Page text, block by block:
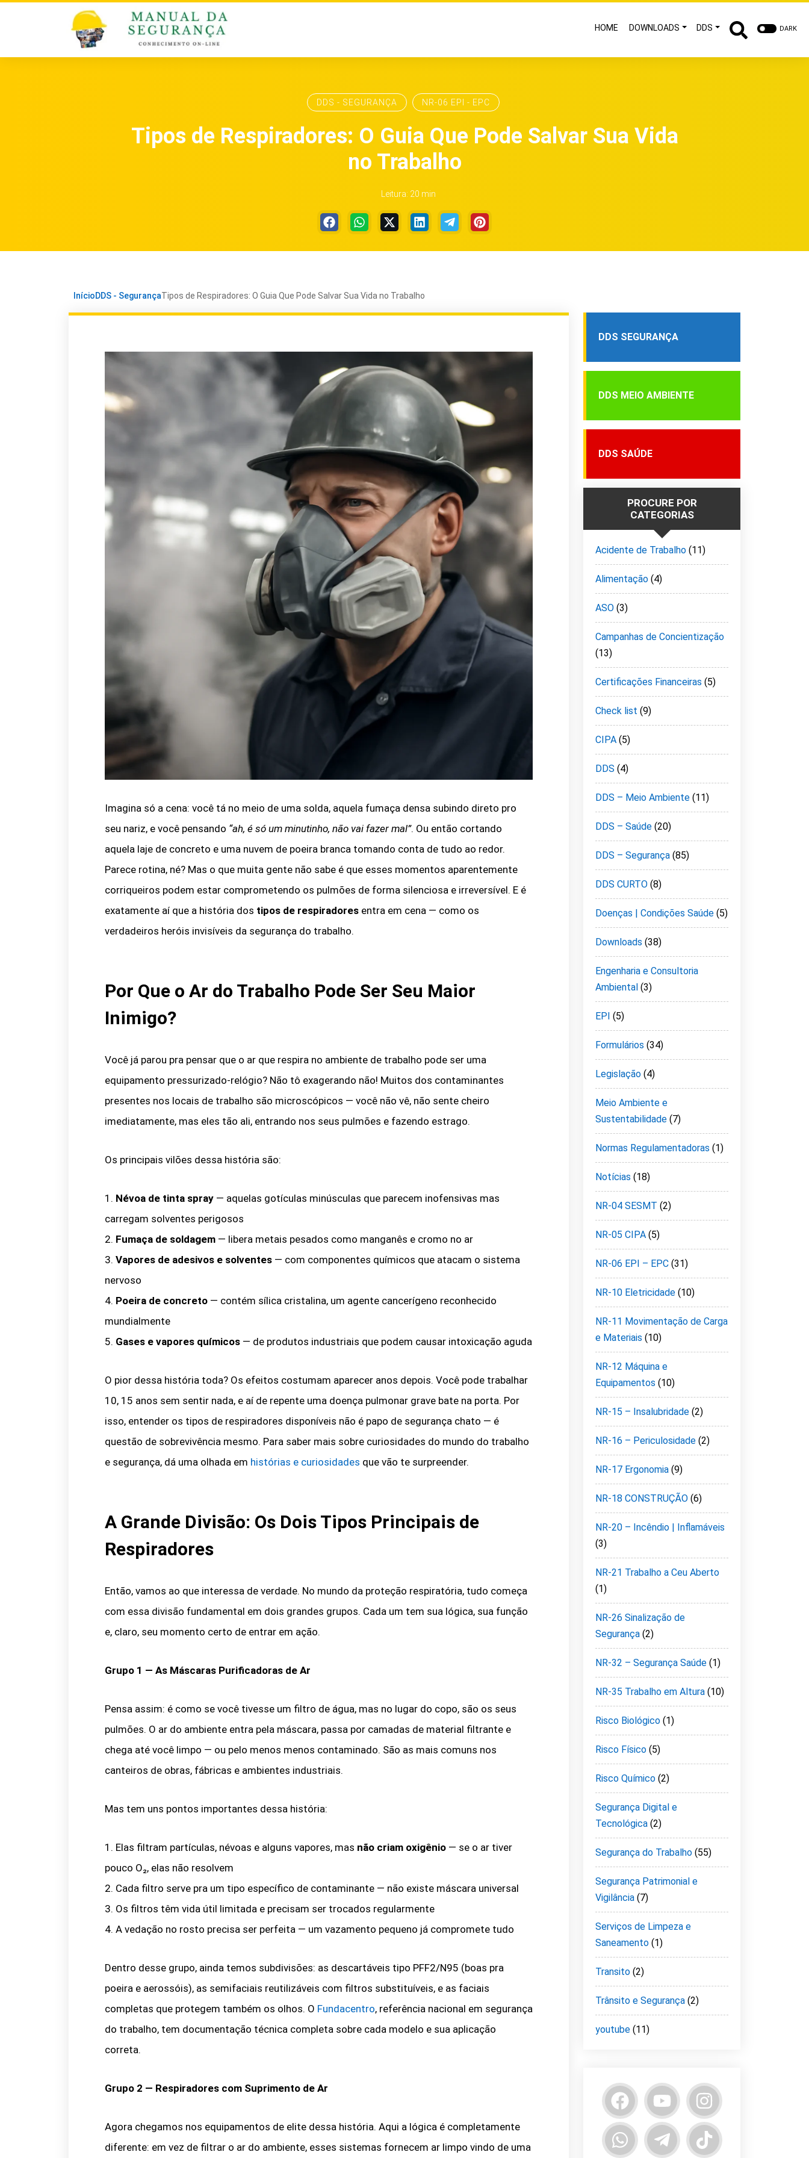
HOME DOWNLOADS DDS DARK
DDS - SEGURANÇA NR-06 EPI - EPC
Tipos de Respiradores: O Guia Que Pode Salvar Sua Vida
no Trabalho
Leitura: 20 min
InícioDDS - SegurançaTipos de Respiradores: O Guia Que Pode Salvar Sua Vida no Trabalho
Imagina só a cena: você tá no meio de uma solda, aquela fumaça densa subindo direto pro
seu nariz, e você pensando “ah, é só um minutinho, não vai fazer mal”. Ou então cortando
aquela laje de concreto e uma nuvem de poeira branca tomando conta de tudo ao redor.
Parece rotina, né? Mas o que muita gente não sabe é que esses momentos aparentemente
corriqueiros podem estar comprometendo os pulmões de forma silenciosa e irreversível. E é
exatamente aí que a história dos tipos de respiradores entra em cena — como os
verdadeiros heróis invisíveis da segurança do trabalho.
Por Que o Ar do Trabalho Pode Ser Seu Maior
Inimigo?
Você já parou pra pensar que o ar que respira no ambiente de trabalho pode ser uma
equipamento pressurizado-relógio? Não tô exagerando não! Muitos dos contaminantes
presentes nos locais de trabalho são microscópicos — você não vê, não sente cheiro
imediatamente, mas eles tão ali, entrando nos seus pulmões e fazendo estrago.
Os principais vilões dessa história são:
1. Névoa de tinta spray — aquelas gotículas minúsculas que parecem inofensivas mas
carregam solventes perigosos
2. Fumaça de soldagem — libera metais pesados como manganês e cromo no ar
3. Vapores de adesivos e solventes — com componentes químicos que atacam o sistema
nervoso
4. Poeira de concreto — contém sílica cristalina, um agente cancerígeno reconhecido
mundialmente
5. Gases e vapores químicos — de produtos industriais que podem causar intoxicação aguda
O pior dessa história toda? Os efeitos costumam aparecer anos depois. Você pode trabalhar
10, 15 anos sem sentir nada, e aí de repente uma doença pulmonar grave bate na porta. Por
isso, entender os tipos de respiradores disponíveis não é papo de segurança chato — é
questão de sobrevivência mesmo. Para saber mais sobre curiosidades do mundo do trabalho
e segurança, dá uma olhada em histórias e curiosidades que vão te surpreender.
A Grande Divisão: Os Dois Tipos Principais de
Respiradores
Então, vamos ao que interessa de verdade. No mundo da proteção respiratória, tudo começa
com essa divisão fundamental em dois grandes grupos. Cada um tem sua lógica, sua função
e, claro, seu momento certo de entrar em ação.
Grupo 1 — As Máscaras Purificadoras de Ar
Pensa assim: é como se você tivesse um filtro de água, mas no lugar do copo, são os seus
pulmões. O ar do ambiente entra pela máscara, passa por camadas de material filtrante e
chega até você limpo — ou pelo menos menos contaminado. São as mais comuns nos
canteiros de obras, fábricas e ambientes industriais.
Mas tem uns pontos importantes dessa história:
1. Elas filtram partículas, névoas e alguns vapores, mas não criam oxigênio — se o ar tiver
pouco O₂, elas não resolvem
2. Cada filtro serve pra um tipo específico de contaminante — não existe máscara universal
3. Os filtros têm vida útil limitada e precisam ser trocados regularmente
4. A vedação no rosto precisa ser perfeita — um vazamento pequeno já compromete tudo
Dentro desse grupo, ainda temos subdivisões: as descartáveis tipo PFF2/N95 (boas pra
poeira e aerossóis), as semifaciais reutilizáveis com filtros substituíveis, e as faciais
completas que protegem também os olhos. O Fundacentro, referência nacional em segurança
do trabalho, tem documentação técnica completa sobre cada modelo e sua aplicação
correta.
Grupo 2 — Respiradores com Suprimento de Ar
Agora chegamos nos equipamentos de elite dessa história. Aqui a lógica é completamente
diferente: em vez de filtrar o ar do ambiente, esses sistemas fornecem ar limpo vindo de uma
DDS SEGURANÇA
DDS MEIO AMBIENTE
DDS SAÚDE
PROCURE POR
CATEGORIAS
Acidente de Trabalho (11)
Alimentação (4)
ASO (3)
Campanhas de Concientização
(13)
Certificações Financeiras (5)
Check list (9)
CIPA (5)
DDS (4)
DDS – Meio Ambiente (11)
DDS – Saúde (20)
DDS – Segurança (85)
DDS CURTO (8)
Doenças | Condições Saúde (5)
Downloads (38)
Engenharia e Consultoria
Ambiental (3)
EPI (5)
Formulários (34)
Legislação (4)
Meio Ambiente e
Sustentabilidade (7)
Normas Regulamentadoras (1)
Notícias (18)
NR-04 SESMT (2)
NR-05 CIPA (5)
NR-06 EPI – EPC (31)
NR-10 Eletricidade (10)
NR-11 Movimentação de Carga
e Materiais (10)
NR-12 Máquina e
Equipamentos (10)
NR-15 – Insalubridade (2)
NR-16 – Periculosidade (2)
NR-17 Ergonomia (9)
NR-18 CONSTRUÇÃO (6)
NR-20 – Incêndio | Inflamáveis
(3)
NR-21 Trabalho a Ceu Aberto
(1)
NR-26 Sinalização de
Segurança (2)
NR-32 – Segurança Saúde (1)
NR-35 Trabalho em Altura (10)
Risco Biológico (1)
Risco Físico (5)
Risco Químico (2)
Segurança Digital e
Tecnológica (2)
Segurança do Trabalho (55)
Segurança Patrimonial e
Vigilância (7)
Serviços de Limpeza e
Saneamento (1)
Transito (2)
Trânsito e Segurança (2)
youtube (11)